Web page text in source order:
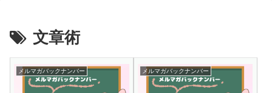
文章術
メルマガバックナンバー メルマガバックナンバー